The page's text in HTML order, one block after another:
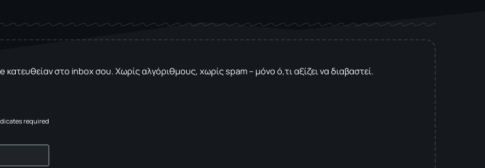
κατευθείαν στο inbox σου. Χωρίς αλγόριθμους, χωρίς spam – μόνο ό,τι αξίζει να διαβαστεί.
required